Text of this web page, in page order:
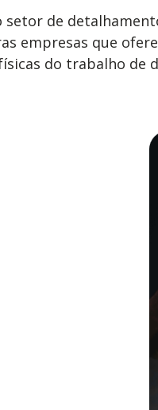
de
empresas que
do trabalho